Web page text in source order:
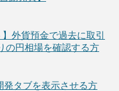
】外貨預金で過去に取引
の円相場を確認する方
発タブを表示させる方